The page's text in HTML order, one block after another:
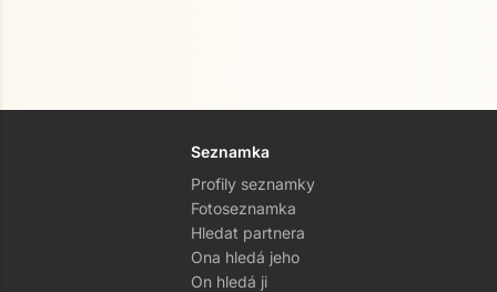
Seznamka
Profily seznamky
Fotoseznamka
Hledat partnera
Ona hledá jeho
On hledá ji